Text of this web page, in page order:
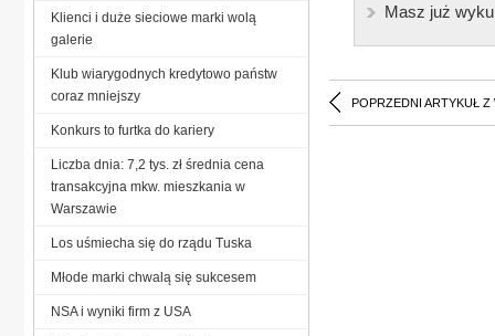
Masz już
POPRZEDNI ARTYKUŁ Z
Klienci i duże sieciowe marki wolą
galerie
Klub wiarygodnych kredytowo państw
coraz mniejszy
Konkurs to furtka do kariery
Liczba dnia: 7,2 tys. zł średnia cena
transakcyjna mkw. mieszkania w
Warszawie
Los uśmiecha się do rządu Tuska
Młode marki chwalą się sukcesem
NSA i wyniki firm z USA